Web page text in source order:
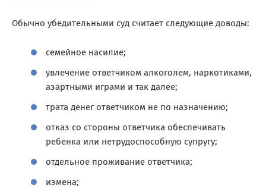
Обычно убедительными суд считает следующие доводы:
семейное насилие;
увлечение ответчиком алкоголем, наркотиками,
азартными играми и так далее;
трата денег ответчиком не по назначению;
отказ со стороны ответчика обеспечивать
ребенка или нетрудоспособную супругу;
отдельное проживание ответчика;
измена;